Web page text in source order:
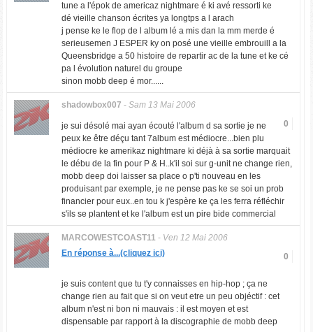
tune a l'épok de americaz nightmare é ki avé ressorti ke
dé vieille chanson écrites ya longtps a l arach
j pense ke le flop de l album lé a mis dan la mm merde é
serieusemen J ESPER ky on posé une vieille embrouill a la
Queensbridge a 50 histoire de repartir ac de la tune et ke cé
pa l évolution naturel du groupe
sinon mobb deep é mor......
shadowbox007 - Sam 13 Mai 2006
0
je sui désolé mai ayan écouté l'album d sa sortie je ne
peux ke être déçu tant 7album est médiocre...bien plu
médiocre ke amerikaz nightmare ki déjà à sa sortie marquait
le débu de la fin pour P & H..k'il soi sur g-unit ne change rien,
mobb deep doi laisser sa place o p'ti nouveau en les
produisant par exemple, je ne pense pas ke se soi un prob
financier pour eux..en tou k j'espère ke ça les ferra réfléchir
s'ils se plantent et ke l'album est un pire bide commercial
MARCOWESTCOAST11- Ven 12 Mai 2006
0
En réponse à...(cliquez ici)
je suis content que tu t'y connaisses en hip-hop ; ça ne
change rien au fait que si on veut etre un peu objéctif : cet
album n'est ni bon ni mauvais : il est moyen et est
dispensable par rapport à la discographie de mobb deep